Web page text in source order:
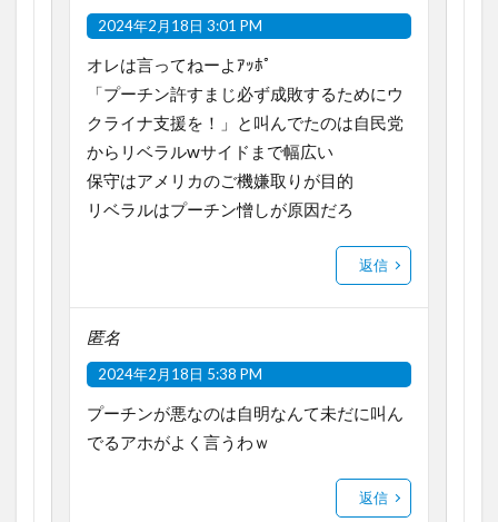
2024年2月18日 3:01 PM
オレは言ってねーよｱｯﾎﾟ
「プーチン許すまじ必ず成敗するためにウ
クライナ支援を！」と叫んでたのは自民党
からリベラルwサイドまで幅広い
保守はアメリカのご機嫌取りが目的
リベラルはプーチン憎しが原因だろ
返信
匿名
2024年2月18日 5:38 PM
プーチンが悪なのは自明なんて未だに叫ん
でるアホがよく言うわｗ
返信